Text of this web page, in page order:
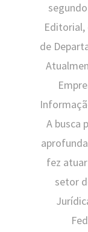
Editorial,
de
A busca
fez
setor